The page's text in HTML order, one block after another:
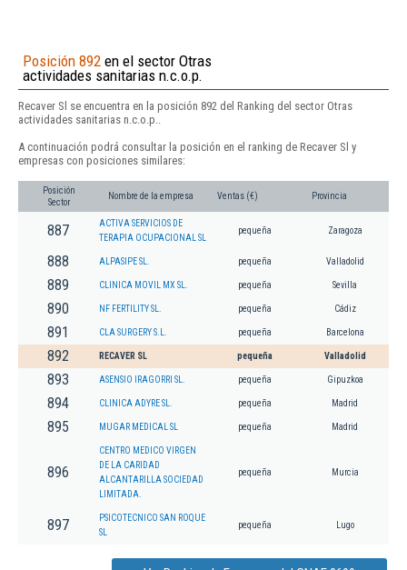
Posición 892 en el sector Otras
actividades sanitarias n.c.o.p.
Recaver Sl se encuentra en la posición 892 del Ranking del sector Otras
actividades sanitarias n.c.o.p..
A continuación podrá consultar la posición en el ranking de Recaver Sl y
empresas con posiciones similares:
Posición
Sector
Nombre de la empresa Ventas (€) Provincia
887
ACTIVA SERVICIOS DE
TERAPIA OCUPACIONAL SL
pequeña Zaragoza
888 ALPASIPE SL. pequeña Valladolid
889 CLINICA MOVIL MX SL. pequeña Sevilla
890 NF FERTILITY SL. pequeña Cádiz
891 CLA SURGERY S.L. pequeña Barcelona
892 RECAVER SL pequeña Valladolid
893 ASENSIO IRAGORRI SL. pequeña Gipuzkoa
894 CLINICA ADYRE SL. pequeña Madrid
895 MUGAR MEDICAL SL pequeña Madrid
896
CENTRO MEDICO VIRGEN
DE LA CARIDAD
ALCANTARILLA SOCIEDAD
LIMITADA.
pequeña Murcia
897
PSICOTECNICO SAN ROQUE
SL
pequeña Lugo